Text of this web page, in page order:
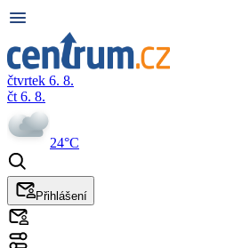
čtvrtek 6. 8.
čt 6. 8.
24°C
Přihlášení